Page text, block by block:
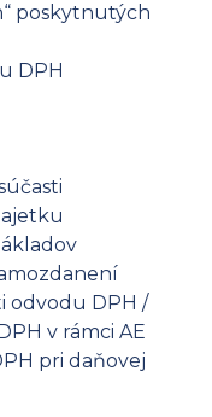
poskytnutých
DPH
odvodu DPH /
v rámci AE
pri daňovej